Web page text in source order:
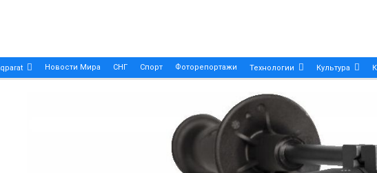
Новости Мира СНГ Спорт Фоторепортажи Технологии Культура
Patek Philippe Calatrava DATE – A True Symbol Of Elegance And Precision